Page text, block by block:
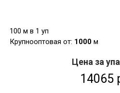
100 м в 1 уп
Крупнооптовая от: 1000 м
Цена за
14065